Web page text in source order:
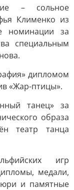
– сольное
Клименко из
номинации за
специальным
дипломом
«Жар-птицы».
танец» за
образа
театр танца
игр
медали,
и памятные